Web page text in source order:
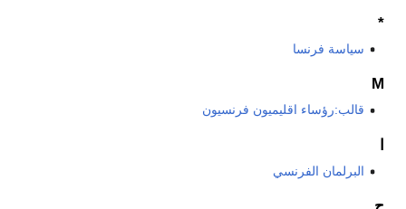
*
سياسة فرنسا
Μ
قالب:رؤساء اقليميون فرنسيون
البرلمان الفرنسي